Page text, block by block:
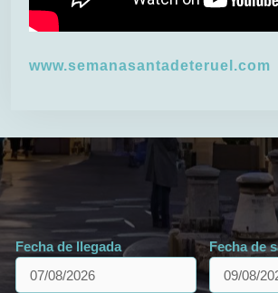
www.semanasantadeteruel.com
Fecha de llegada Fecha de